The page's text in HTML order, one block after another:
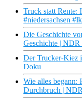
Truck statt Rente:
#niedersachsen
Die Geschichte
Geschichte |
Der Trucker-Kiez
Doku
Wie alles begann:
Durchbruch |